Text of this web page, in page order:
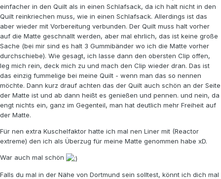
einfacher in den Quilt als in einen Schlafsack, da ich halt nicht in den
Quilt reinkriechen muss, wie in einen Schlafsack. Allerdings ist das
aber wieder mit Vorbereitung verbunden. Der Quilt muss halt vorher
auf die Matte geschnallt werden, aber mal ehrlich, das ist keine große
Sache (bei mir sind es halt 3 Gummibänder wo ich die Matte vorher
durchschiebe). Wie gesagt, ich lasse dann den obersten Clip offen,
leg mich rein, deck mich zu und mach den Clip wieder dran. Das ist
das einzig fummelige bei meine Quilt - wenn man das so nennen
möchte. Dann kurz drauf achten das der Quilt auch schön an der Seite
der Matte ist und ab dann heißt es genießen und pennen. und nein, da
engt nichts ein, ganz im Gegenteil, man hat deutlich mehr Freiheit auf
der Matte.
Für nen extra Kuschelfaktor hatte ich mal nen Liner mit (Reactor
extreme) den ich als Überzug für meine Matte genommen habe xD.
War auch mal schön
Falls du mal in der Nähe von Dortmund sein solltest, könnt ich dich mal